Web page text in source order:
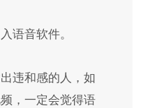
语音软件。
违和感的人，如
，一定会觉得语